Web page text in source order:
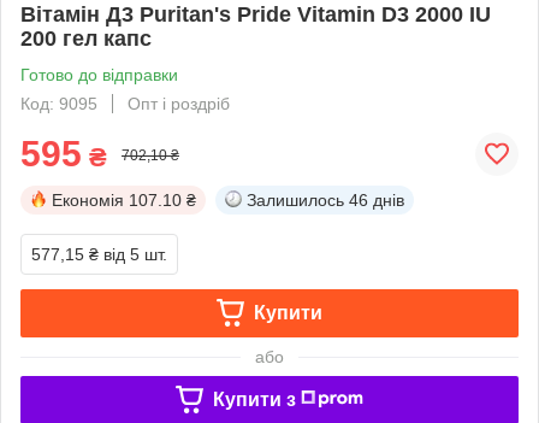
Вітамін Д3 Puritan's Pride Vitamin D3 2000 IU
200 гел капс
Готово до відправки
Код: 9095
Опт і роздріб
595 ₴ 702,10 ₴
Економія 107.10 ₴ Залишилось 46 днів
577,15 ₴ від 5 шт.
Купити
або
Купити з